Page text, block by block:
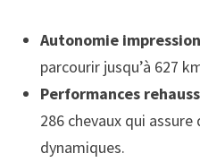
Autonomie
parcourir jusqu’à 627
Performances
286 chevaux qui
dynamiques.